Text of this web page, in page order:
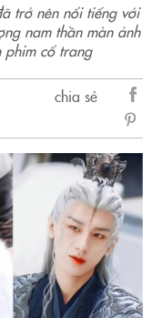
trở nên nổi tiếng với
nam thần màn ảnh
phim cổ trang
chia sẻ
sẻ